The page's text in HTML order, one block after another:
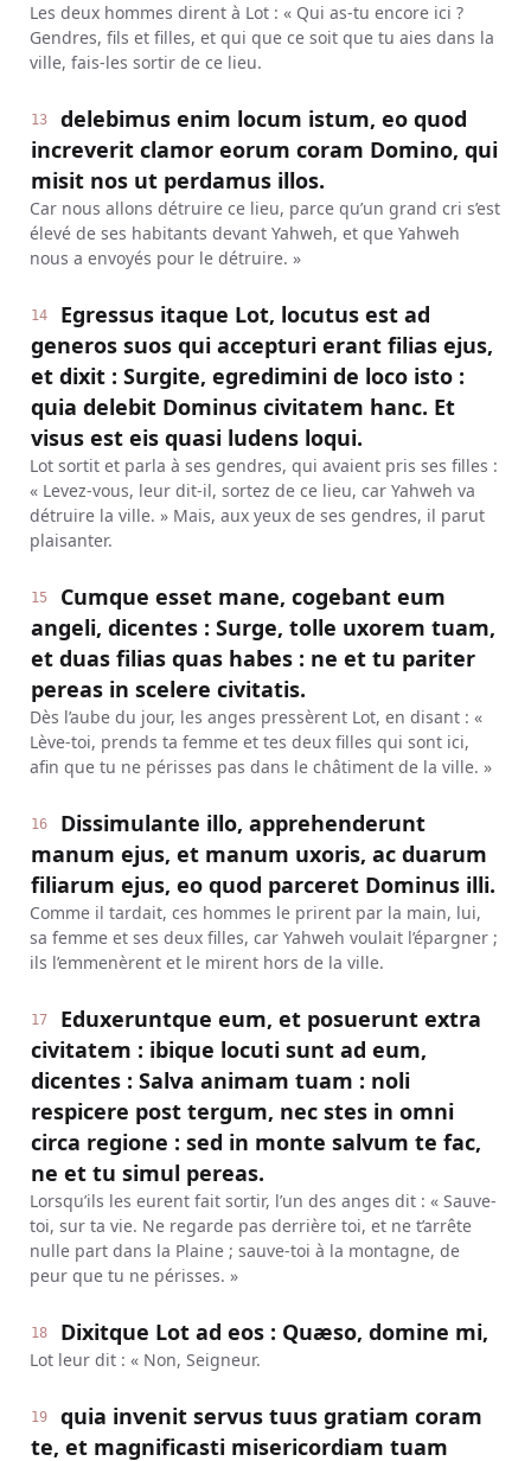
Les deux hommes dirent à Lot : « Qui as-tu encore ici ?
Gendres, fils et filles, et qui que ce soit que tu aies dans la
ville, fais-les sortir de ce lieu.
13
delebimus enim locum istum, eo quod
increverit clamor eorum coram Domino, qui
misit nos ut perdamus illos.
Car nous allons détruire ce lieu, parce qu’un grand cri s’est
élevé de ses habitants devant Yahweh, et que Yahweh
nous a envoyés pour le détruire. »
14
Egressus itaque Lot, locutus est ad
generos suos qui accepturi erant filias ejus,
et dixit : Surgite, egredimini de loco isto :
quia delebit Dominus civitatem hanc. Et
visus est eis quasi ludens loqui.
Lot sortit et parla à ses gendres, qui avaient pris ses filles :
« Levez-vous, leur dit-il, sortez de ce lieu, car Yahweh va
détruire la ville. » Mais, aux yeux de ses gendres, il parut
plaisanter.
15
Cumque esset mane, cogebant eum
angeli, dicentes : Surge, tolle uxorem tuam,
et duas filias quas habes : ne et tu pariter
pereas in scelere civitatis.
Dès l’aube du jour, les anges pressèrent Lot, en disant : «
Lève-toi, prends ta femme et tes deux filles qui sont ici,
afin que tu ne périsses pas dans le châtiment de la ville. »
16
Dissimulante illo, apprehenderunt
manum ejus, et manum uxoris, ac duarum
filiarum ejus, eo quod parceret Dominus illi.
Comme il tardait, ces hommes le prirent par la main, lui,
sa femme et ses deux filles, car Yahweh voulait l’épargner ;
ils l’emmenèrent et le mirent hors de la ville.
17
Eduxeruntque eum, et posuerunt extra
civitatem : ibique locuti sunt ad eum,
dicentes : Salva animam tuam : noli
respicere post tergum, nec stes in omni
circa regione : sed in monte salvum te fac,
ne et tu simul pereas.
Lorsqu’ils les eurent fait sortir, l’un des anges dit : « Sauve-
toi, sur ta vie. Ne regarde pas derrière toi, et ne t’arrête
nulle part dans la Plaine ; sauve-toi à la montagne, de
peur que tu ne périsses. »
18 Dixitque Lot ad eos : Quæso, domine mi,
Lot leur dit : « Non, Seigneur.
19
quia invenit servus tuus gratiam coram
te, et magnificasti misericordiam tuam